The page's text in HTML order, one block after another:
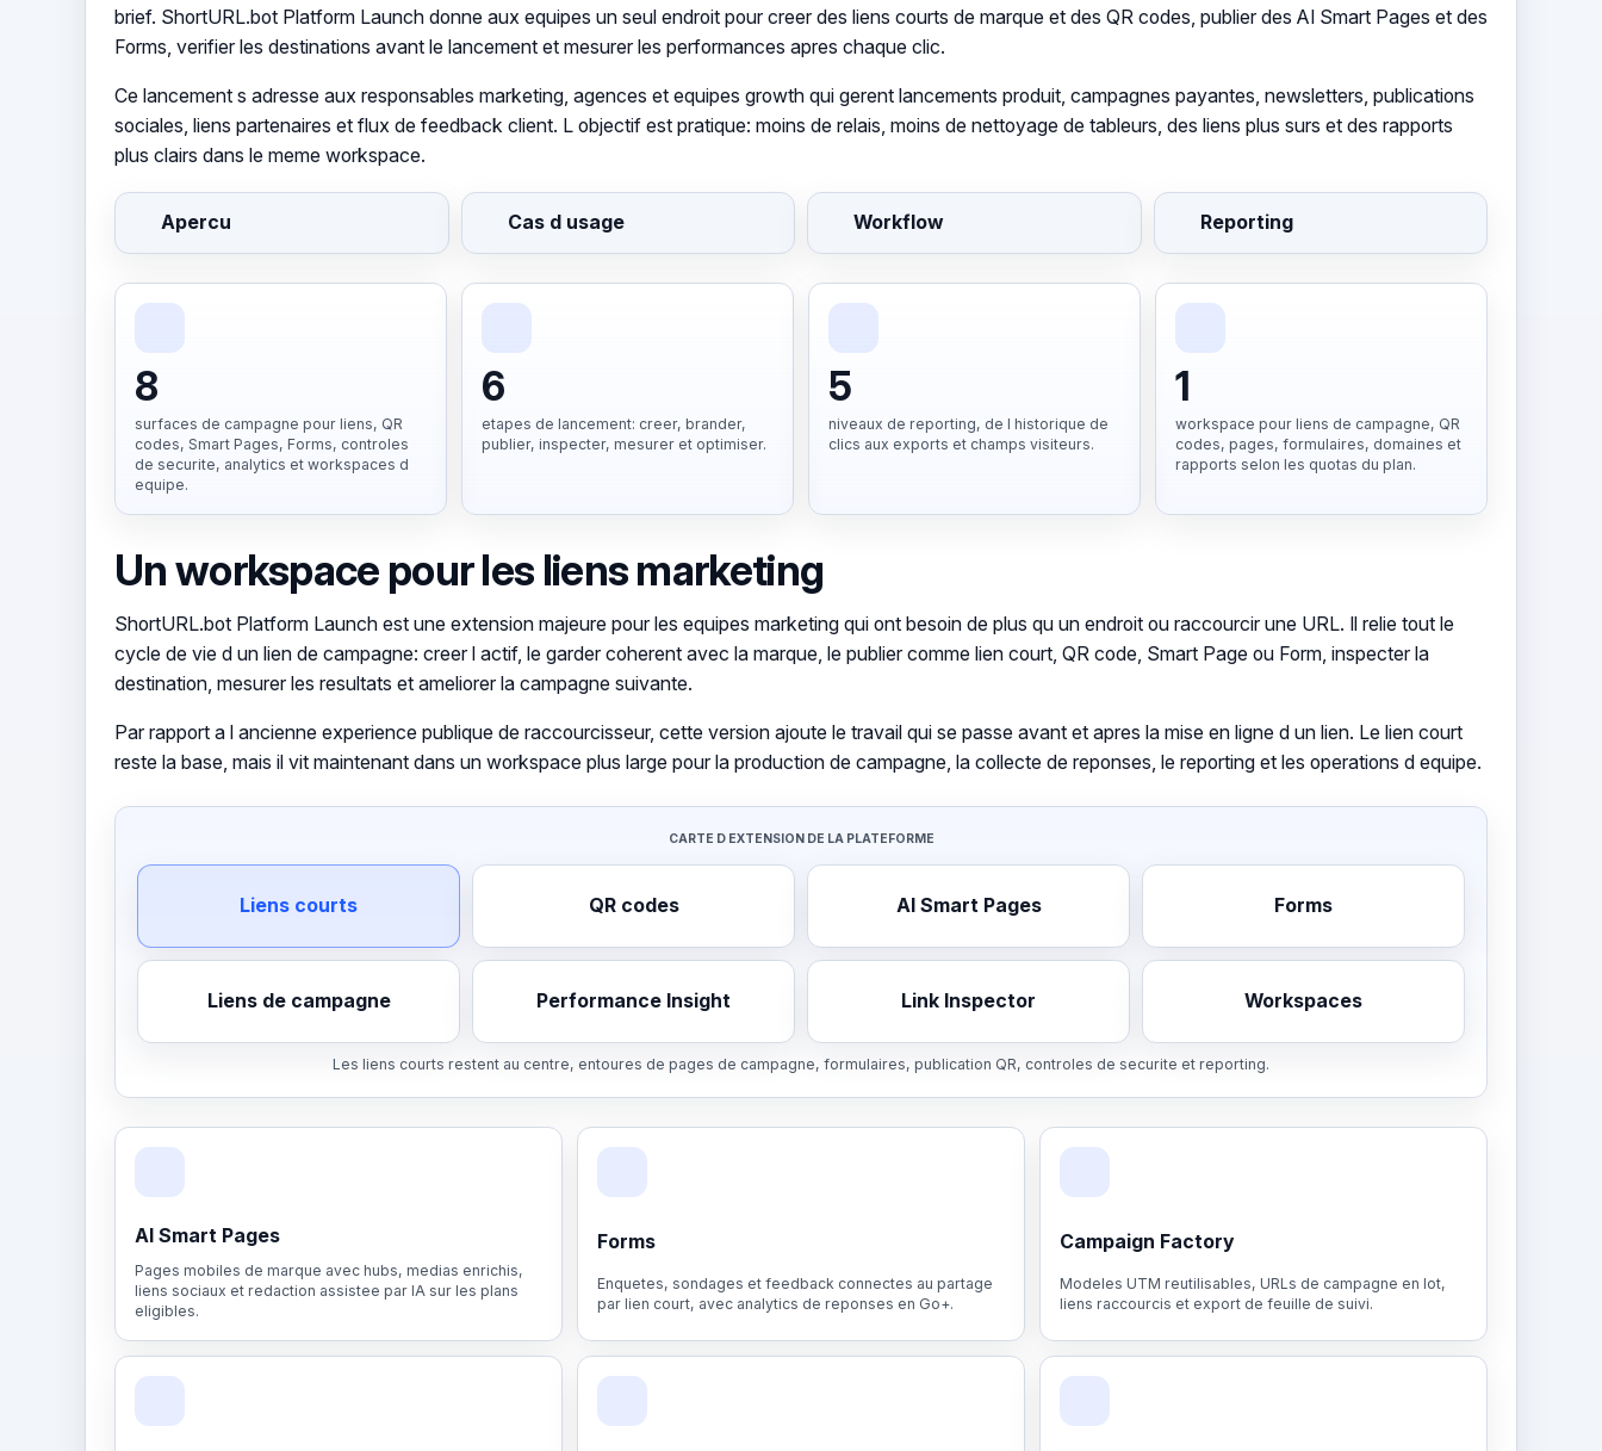
brief. ShortURL.bot Platform Launch donne aux equipes un seul endroit pour creer des liens courts de marque et des QR codes, publier des AI Smart Pages et des
Forms, verifier les destinations avant le lancement et mesurer les performances apres chaque clic.
Ce lancement s adresse aux responsables marketing, agences et equipes growth qui gerent lancements produit, campagnes payantes, newsletters, publications
sociales, liens partenaires et flux de feedback client. L objectif est pratique: moins de relais, moins de nettoyage de tableurs, des liens plus surs et des rapports
plus clairs dans le meme workspace.
Apercu Cas d usage Workflow Reporting
8
surfaces de campagne pour liens, QR
codes, Smart Pages, Forms, controles
de securite, analytics et workspaces d
equipe.
6
etapes de lancement: creer, brander,
publier, inspecter, mesurer et optimiser.
5
niveaux de reporting, de l historique de
clics aux exports et champs visiteurs.
1
workspace pour liens de campagne, QR
codes, pages, formulaires, domaines et
rapports selon les quotas du plan.
Un workspace pour les liens marketing
ShortURL.bot Platform Launch est une extension majeure pour les equipes marketing qui ont besoin de plus qu un endroit ou raccourcir une URL. Il relie tout le
cycle de vie d un lien de campagne: creer l actif, le garder coherent avec la marque, le publier comme lien court, QR code, Smart Page ou Form, inspecter la
destination, mesurer les resultats et ameliorer la campagne suivante.
Par rapport a l ancienne experience publique de raccourcisseur, cette version ajoute le travail qui se passe avant et apres la mise en ligne d un lien. Le lien court
reste la base, mais il vit maintenant dans un workspace plus large pour la production de campagne, la collecte de reponses, le reporting et les operations d equipe.
CARTE D EXTENSION DE LA PLATEFORME
Liens courts QR codes AI Smart Pages Forms
Liens de campagne Performance Insight Link Inspector Workspaces
Les liens courts restent au centre, entoures de pages de campagne, formulaires, publication QR, controles de securite et reporting.
AI Smart Pages
Pages mobiles de marque avec hubs, medias enrichis,
liens sociaux et redaction assistee par IA sur les plans
eligibles.
Forms
Enquetes, sondages et feedback connectes au partage
par lien court, avec analytics de reponses en Go+.
Campaign Factory
Modeles UTM reutilisables, URLs de campagne en lot,
liens raccourcis et export de feuille de suivi.